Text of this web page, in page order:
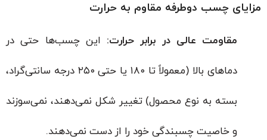
مزایای چسب دوطرفه مقاوم به حرارت
مقاومت عالی در برابر حرارت:این چسب‌ها حتی در
دماهای بالا (معمولاً تا ۱۸۰ یا حتی ۲۵۰ درجه سانتی‌گراد،
بسته به نوع محصول) تغییر شکل نمی‌دهند، نمی‌سوزند
و خاصیت چسبندگی خود را از دست نمی‌دهند.